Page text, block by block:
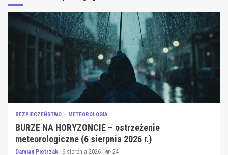
BEZPIECZEŃSTWO METEOROLOGIA
BURZE NA HORYZONCIE – ostrzeżenie
meteorologiczne (6 sierpnia 2026 r.)
Damian Pietrzak 6 sierpnia 2026 24